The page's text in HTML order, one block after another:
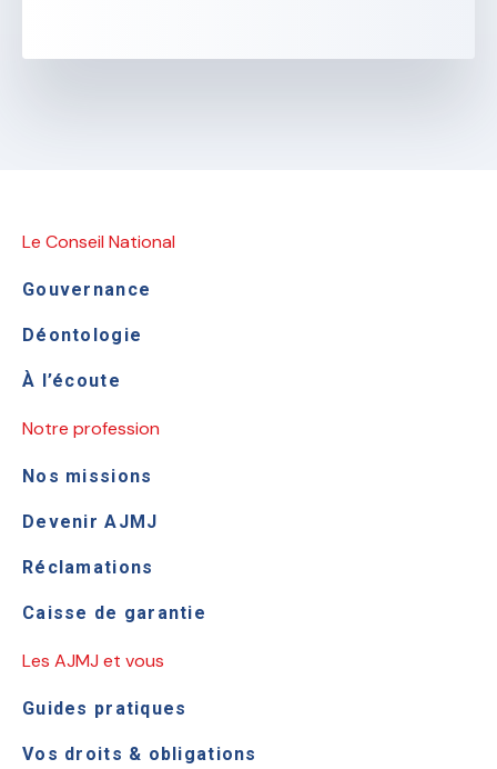
Le Conseil National
Gouvernance
Déontologie
À l’écoute
Notre profession
Nos missions
Devenir AJMJ
Réclamations
Caisse de garantie
Les AJMJ et vous
Guides pratiques
Vos droits & obligations